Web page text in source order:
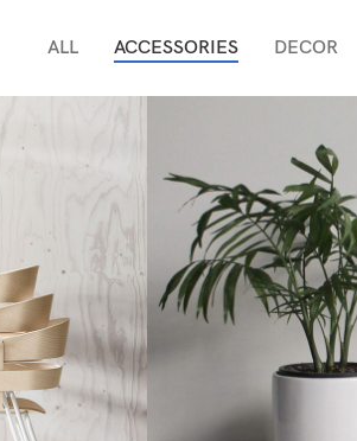
ALL ACCESSORIES DECOR